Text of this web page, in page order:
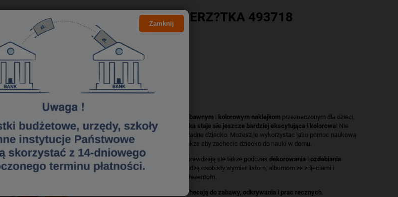
140x260 S-BOO GEYE ZWIERZ?TKA 493718
zabawnym i kolorowym naklejkom przeznaczonym dla dzieci,
zabawa i nauka staje sie jeszcze bardziej ekscytująca i kolorowa! Nie
oprze sie im zadne dziecko. Mozesz je wykorzystac jako pomoc naukową
w szkole, a takze aby zachecic dziecko do nauki w domu.
Doskonale sprawdzają sie takze podczas dekorowania i ozdabiania.
Naklejki nadadzą osobisty wymiar listom, albumom ze zdjeciami i
wreczanym prezentom.
Produkty zachecają do zabawy, odkrywania i prac recznych.
Zamknij